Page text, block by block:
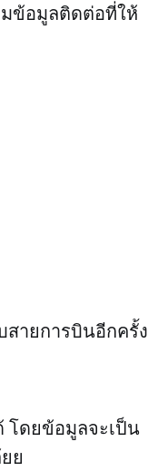
ข้อมูลติดต่อที่ให้
ายการบินอีกครั้ง
โดยข้อมูลจะเป็น
ย